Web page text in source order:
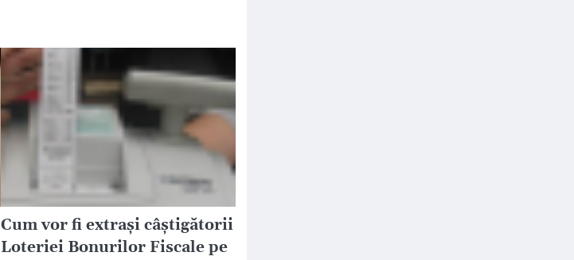
Cum vor fi extrași câștigătorii
Loteriei Bonurilor Fiscale pe